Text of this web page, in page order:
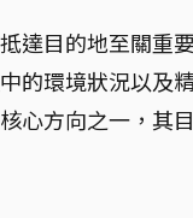
達目的地至關重
的環境狀況以及
心方向之一，其